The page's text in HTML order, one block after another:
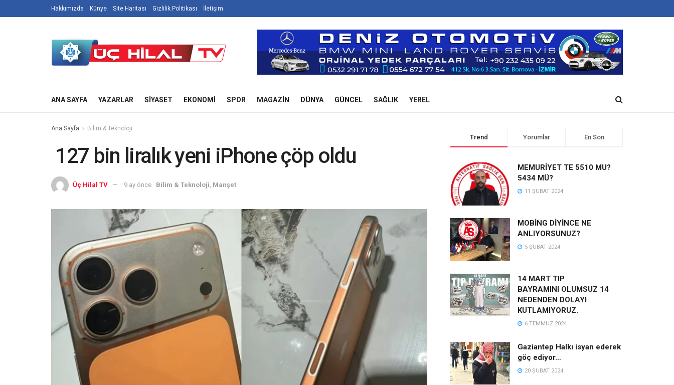
Hakkımızda Künye Site Haritası Gizlilik Politikası İletişim
ANA SAYFA YAZARLAR SIYASET EKONOMI SPOR MAGAZIN DÜNYA GÜNCEL SAĞLIK YEREL
Ana Sayfa Bilim & Teknoloji
127 bin liralık yeni iPhone çöp oldu
Üç Hilal TV 9 ay önce Bilim & Teknoloji Manşet
Trend Yorumlar En Son
MEMURİYET TE 5510 MU?
5434 MÜ?
11 ŞUBAT 2024
MOBİNG DİYİNCE NE
ANLIYORSUNUZ?
5 ŞUBAT 2024
14 MART TIP
BAYRAMINI OLUMSUZ 14
NEDENDEN DOLAYI
KUTLAMIYORUZ.
6 TEMMUZ 2024
Gaziantep Halkı isyan ederek
göç ediyor…
20 ŞUBAT 2024